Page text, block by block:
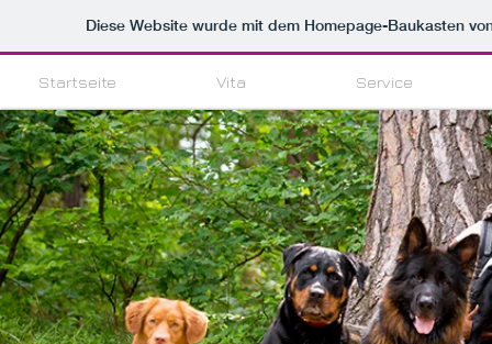
Diese Website wurde mit dem Homepage-Baukasten
Startseite Vita Service